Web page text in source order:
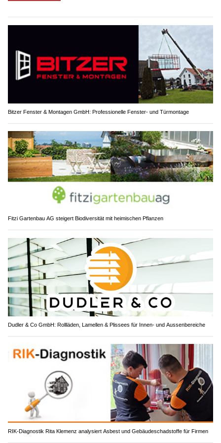
Bitzer Fenster & Montagen GmbH: Professionelle Fenster- und Türmontage
Fitzi Gartenbau AG steigert Biodiversität mit heimischen Pflanzen
Dudler & Co GmbH: Rollläden, Lamellen & Plissees für Innen- und Aussenbereiche
RIK-Diagnostik Rita Klemenz analysiert Asbest und Gebäudeschadstoffe für Firmen